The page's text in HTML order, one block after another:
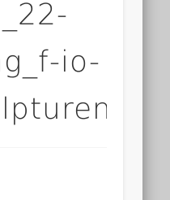
io-